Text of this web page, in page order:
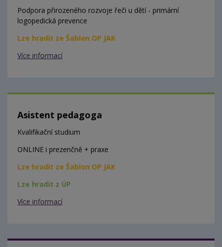
Podpora přirozeného rozvoje řeči u dětí - primární
logopedická prevence
Lze hradit ze Šablon OP JAK
Více informací
Asistent pedagoga
Kvalifikační studium
ONLINE i prezenčně + praxe
Lze hradit ze Šablon OP JAK
Lze hradit z ÚP
Více informací